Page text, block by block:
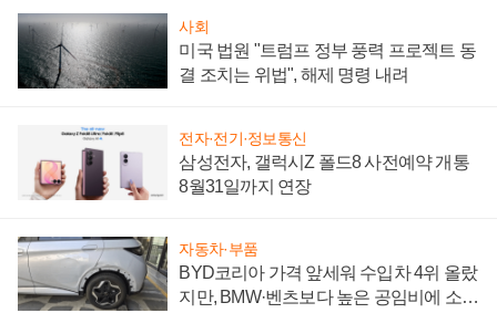
사회
미국 법원 "트럼프 정부 풍력 프로젝트 동
결 조치는 위법", 해제 명령 내려
전자·전기·정보통신
삼성전자, 갤럭시Z 폴드8 사전예약 개통
8월31일까지 연장
자동차·부품
BYD코리아 가격 앞세워 수입차 4위 올랐
지만, BMW·벤츠보다 높은 공임비에 소비